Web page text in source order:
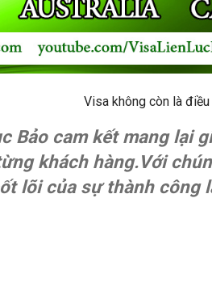
Visa không còn là
Bảo cam kết mang lại
khách hàng.Với
lõi của sự thành công